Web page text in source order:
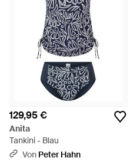
129,95 €
Anita
Tankini - Blau
Von Peter Hahn